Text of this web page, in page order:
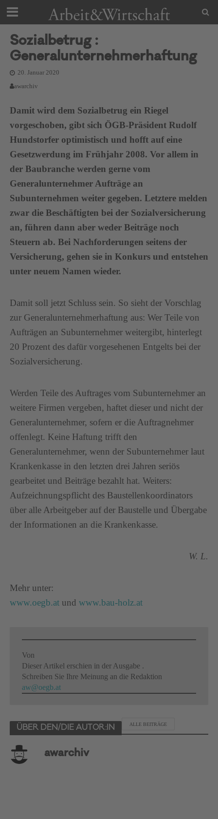
Sozialbetrug :
Generalunternehmerhaftung
20. Januar 2020
awarchiv
Damit wird dem Sozialbetrug ein Riegel
vorgeschoben, gibt sich ÖGB-Präsident Rudolf
Hundstorfer optimistisch und hofft auf eine
Gesetzwerdung im Frühjahr 2008. Vor allem in
der Baubranche werden gerne vom
Generalunternehmer Aufträge an
Subunternehmen weiter gegeben. Letztere melden
zwar die Beschäftigten bei der Sozialversicherung
an, führen dann aber weder Beiträge noch
Steuern ab. Bei Nachforderungen seitens der
Versicherung, gehen sie in Konkurs und entstehen
unter neuem Namen wieder.
Damit soll jetzt Schluss sein. So sieht der Vorschlag
zur Generalunternehmerhaftung aus: Wer Teile von
Aufträgen an Subunternehmer weitergibt, hinterlegt
20 Prozent des dafür vorgesehenen Entgelts bei der
Sozialversicherung.
Werden Teile des Auftrages vom Subunternehmer an
weitere Firmen vergeben, haftet dieser und nicht der
Generalunternehmer, sofern er die Auftragnehmer
offenlegt. Keine Haftung trifft den
Generalunternehmer, wenn der Subunternehmer laut
Krankenkasse in den letzten drei Jahren seriös
gearbeitet und Beiträge bezahlt hat. Weiters:
Aufzeichnungspflicht des Baustellenkoordinators
über alle Arbeitgeber auf der Baustelle und Übergabe
der Informationen an die Krankenkasse.
W. L.
Mehr unter:
www.oegb.at und www.bau-holz.at
Von
Dieser Artikel erschien in der Ausgabe .
Schreiben Sie Ihre Meinung an die Redaktion
aw@oegb.at
ÜBER DEN/DIE AUTOR:IN
ALLE BEITRÄGE
awarchiv